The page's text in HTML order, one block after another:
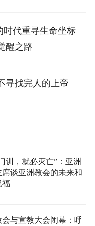
时代重寻生命坐标
醒之路
寻找完人的上帝
训，就必灭亡”：亚洲
席谈亚洲教会的未来和
福
会与宣教大会闭幕：呼